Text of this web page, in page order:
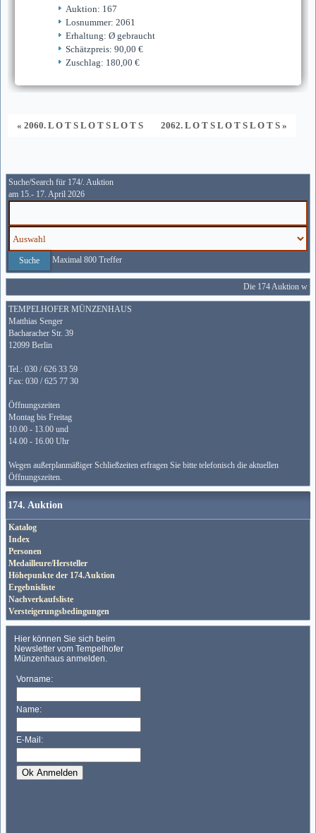
Auktion: 167
Losnummer: 2061
Erhaltung: Ø gebraucht
Schätzpreis: 90,00 €
Zuschlag: 180,00 €
« 2060. L O T S L O T S L O T S 2062. L O T S L O T S L O T S »
Suche/Search für 174/. Auktion
am 15.- 17. April 2026
Maximal 800 Treffer
Die 174 Auktion
TEMPELHOFER MÜNZENHAUS
Matthias Senger
Bacharacher Str. 39
12099 Berlin
Tel.: 030 / 626 33 59
Fax: 030 / 625 77 30
Öffnungszeiten
Montag bis Freitag
10.00 - 13.00 und
14.00 - 16.00 Uhr
Wegen außerplanmäßiger Schließzeiten erfragen Sie bitte telefonisch die aktuellen
Öffnungszeiten.
174. Auktion
Katalog
Index
Personen
Medailleure/Hersteller
Höhepunkte der 174.Auktion
Ergebnisliste
Nachverkaufsliste
Versteigerungsbedingungen